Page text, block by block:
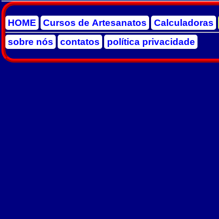
HOME Cursos de Artesanatos Calculadoras
sobre nós
contatos política privacidade